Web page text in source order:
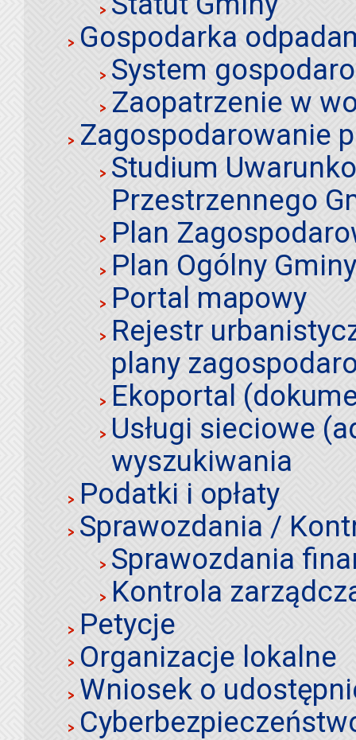
Gospodarka
System
Zaopatrzenie w
Zagospodarowanie
Studium
Przestrzennego
Plan
Plan Ogólny
Portal mapowy
Rejestr
plany
Ekoportal
Usługi sieciowe
wyszukiwania
Podatki i opłaty
Sprawozdania /
Sprawozdania
Kontrola
Petycje
Organizacje lokalne
Wniosek o